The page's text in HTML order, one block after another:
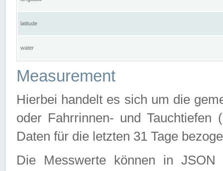
latitude
water
Measurement
Hierbei handelt es sich um die
oder Fahrrinnen- und Tauchtiefen
Daten für die letzten 31 Tage
Die Messwerte können in